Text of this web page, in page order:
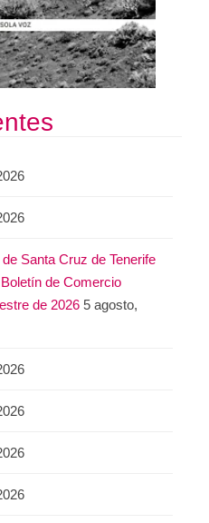
Santa Cruz de Tenerife
de Comercio
de 2026 5 agosto,